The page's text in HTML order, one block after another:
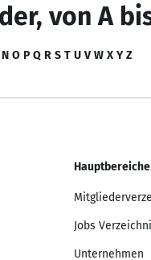
von A
N O P Q R S T U V W X Y Z
Hauptbereiche
Jobs
Unternehmen